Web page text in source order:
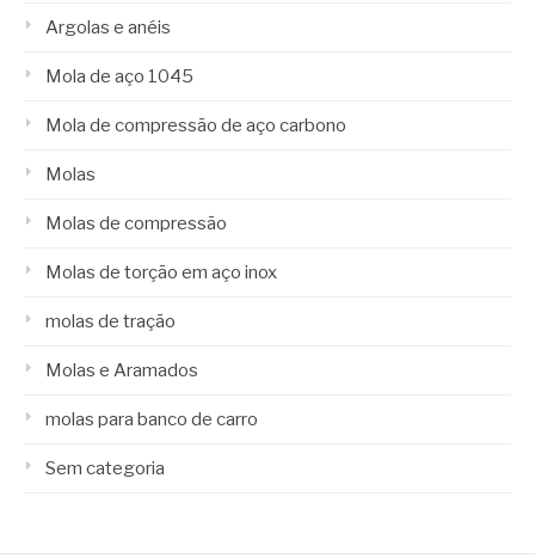
Argolas e anéis
Mola de aço 1045
Mola de compressão de aço carbono
Molas
Molas de compressão
Molas de torção em aço inox
molas de tração
Molas e Aramados
molas para banco de carro
Sem categoria